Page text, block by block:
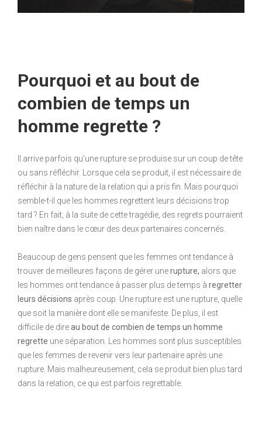
Pourquoi et au bout de
combien de temps un
homme regrette ?
Il arrive parfois qu’une rupture se produise sur un coup de tête
ou sans réfléchir. Lorsque cela se produit, il est nécessaire de
réfléchir à la nature de la relation qui a pris fin. Mais pourquoi
semble-t-il que les hommes regrettent leurs décisions trop
tard ? En fait, à la suite de cette tragédie, des regrets pourraient
bien naître dans le cœur des deux partenaires concernés.
Beaucoup de gens pensent que les femmes ont tendance à
trouver de meilleures façons de gérer unerupture, alors que
les hommes ont tendance à passer plus de temps à regretter
leurs décisions après coup. Une rupture est une rupture, quelle
que soit la manière dont elle se manifeste. De plus, il est
difficile de direau bout de combien de temps un homme
regrette une séparation. Les hommes sont plus susceptibles
que les femmes de revenir vers leur partenaire après une
rupture. Mais malheureusement, cela se produit bien plus tard
dans la relation, ce qui est parfois regrettable.